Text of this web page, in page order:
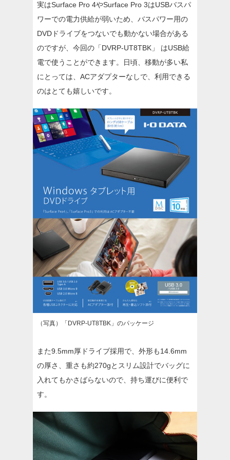
実はSurface Pro 4やSurface Pro 3はUSBバスパ
ワーでの電力供給が弱いため、バスパワー用の
DVDドライブをつないでも動かない場合がある
のですが、今回の「DVRP-UT8TBK」 はUSB給
電で使うことができます。日頃、移動が多い私
にとっては、ACアダプターなしで、利用できる
のはとても嬉しいです。
（写真）「DVRP-UT8TBK」のパッケージ
また9.5mm厚ドライブ採用で、外形も14.6mm
の厚さ、重さも約270gとスリム設計でバッグに
入れてもかさばらないので、持ち運びに便利で
す。